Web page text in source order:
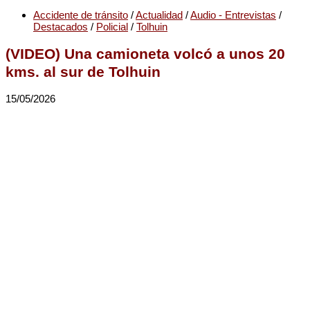
Accidente de tránsito /Actualidad /Audio - Entrevistas /
Destacados / Policial / Tolhuin
(VIDEO) Una camioneta volcó a unos 20
kms. al sur de Tolhuin
15/05/2026